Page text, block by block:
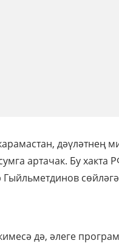
дәүләтнең
артачак. Бу хакта
дә, әлеге